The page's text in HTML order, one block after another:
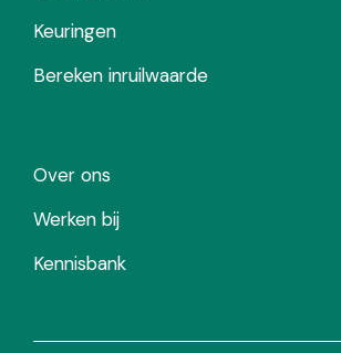
Keuringen
Bereken inruilwaarde
Over ons
Werken bij
Kennisbank